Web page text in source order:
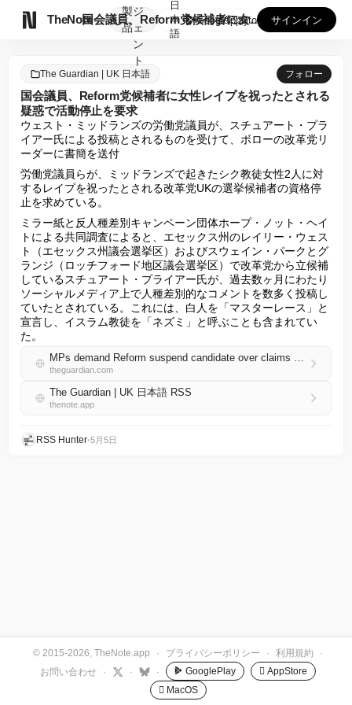
TheNote
製
品
ジ
ェ
ン
ト
国会議員、Reform党候補者に女性レイプを祝ったとされる疑...
日
本
語
GooglePlay
AppStore サインイン
The Guardian | UK 日本語 フォロー
国会議員、Reform党候補者に女性レイプを祝ったとされる
疑惑で活動停止を要求
ウェスト・ミッドランズの労働党議員が、スチュアート・プラ
イアー氏による投稿とされるものを受けて、ボローの改革党リ
ーダーに書簡を送付
労働党議員らが、ミッドランズで起きたシク教徒女性2人に対
するレイプを祝ったとされる改革党UKの選挙候補者の資格停
止を求めている。
ミラー紙と反人種差別キャンペーン団体ホープ・ノット・ヘイ
トによる共同調査によると、エセックス州のレイリー・ウェス
ト（エセックス州議会選挙区）およびスウェイン・パークとグ
ランジ（ロッチフォード地区議会選挙区）で改革党から立候補
しているスチュアート・プライアー氏が、過去数ヶ月にわたり
ソーシャルメディア上で人種差別的なコメントを数多く投稿し
ていたとされている。これには、白人を「マスターレース」と
宣言し、イスラム教徒を「ネズミ」と呼ぶことも含まれてい
た。
MPs demand Reform suspend candidate over claims he celebrated rape of Sikh women
theguardian.com
The Guardian | UK 日本語 RSS
thenote.app
RSS Hunter•5月5日
© 2015-2026, TheNote.app · プライバシーポリシー · 利用規約
·
お問い合わせ
· · · GooglePlay
 AppStore
 MacOS